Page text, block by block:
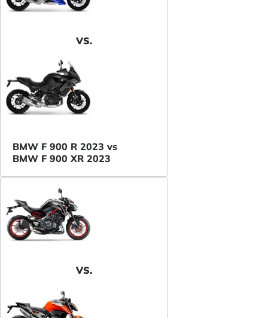
VS.
BMW F 900 R 2023 vs
BMW F 900 XR 2023
VS.